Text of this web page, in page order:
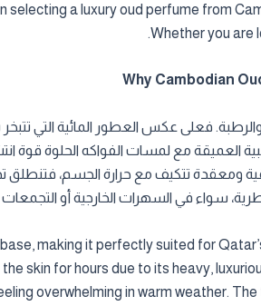
a luxury oud perfume from
Whether you are
والرطبة. فعلى عكس العطور المائية
العميقة مع لمسات الفواكه الحلوة قوة
نقية ومعقدة تتكيف مع حرارة الجسم،
سواء في السهرات الخارجية أو التجمعات
making it perfectly suited for
skin for hours due to its heavy,
overwhelming in warm weather.